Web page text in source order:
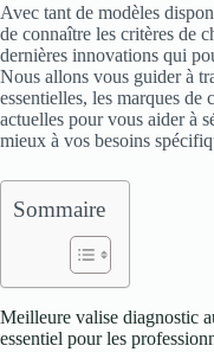
Avec tant de modèles
de connaître les critères de
dernières innovations qui
Nous allons vous guider à
essentielles, les marques de
actuelles pour vous aider à
mieux à vos besoins
Sommaire
Meilleure valise diagnostic
essentiel pour les